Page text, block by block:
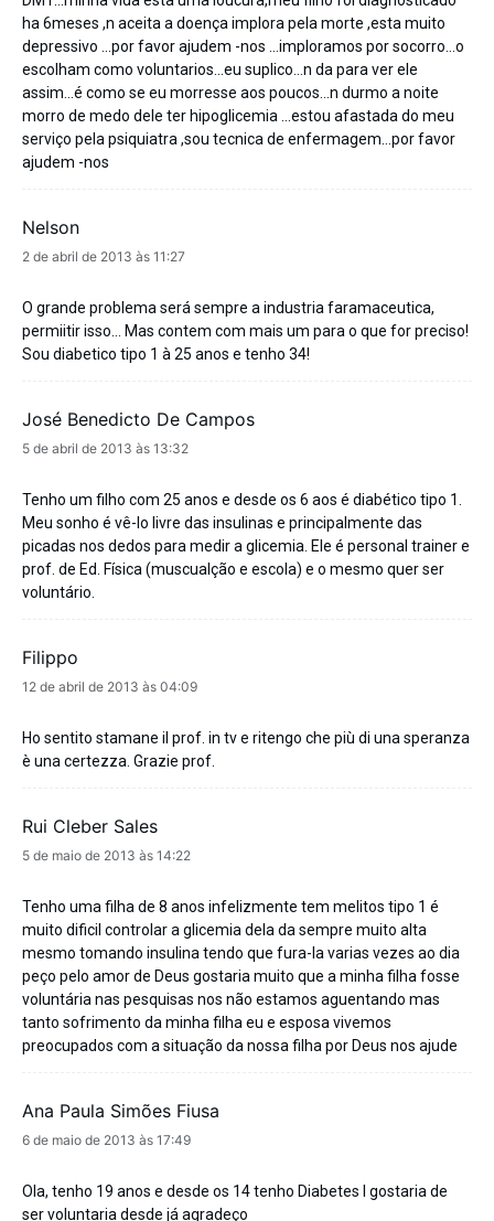
ha 6meses ,n aceita a doença implora pela morte ,esta muito
depressivo …por favor ajudem -nos …imploramos por socorro…o
escolham como voluntarios…eu suplico…n da para ver ele
assim…é como se eu morresse aos poucos…n durmo a noite
morro de medo dele ter hipoglicemia …estou afastada do meu
serviço pela psiquiatra ,sou tecnica de enfermagem…por favor
ajudem -nos
Nelson
disse:
2 de abril de 2013 às 11:27
O grande problema será sempre a industria faramaceutica,
permiitir isso… Mas contem com mais um para o que for preciso!
Sou diabetico tipo 1 à 25 anos e tenho 34!
José Benedicto De Campos
disse:
5 de abril de 2013 às 13:32
Tenho um filho com 25 anos e desde os 6 aos é diabético tipo 1.
Meu sonho é vê-lo livre das insulinas e principalmente das
picadas nos dedos para medir a glicemia. Ele é personal trainer e
prof. de Ed. Física (muscualção e escola) e o mesmo quer ser
voluntário.
Filippo
disse:
12 de abril de 2013 às 04:09
Ho sentito stamane il prof. in tv e ritengo che più di una speranza
è una certezza. Grazie prof.
Rui Cleber Sales
disse:
5 de maio de 2013 às 14:22
Tenho uma filha de 8 anos infelizmente tem melitos tipo 1 é
muito dificil controlar a glicemia dela da sempre muito alta
mesmo tomando insulina tendo que fura-la varias vezes ao dia
peço pelo amor de Deus gostaria muito que a minha filha fosse
voluntária nas pesquisas nos não estamos aguentando mas
tanto sofrimento da minha filha eu e esposa vivemos
preocupados com a situação da nossa filha por Deus nos ajude
Ana Paula Simões Fiusa
disse:
6 de maio de 2013 às 17:49
Ola, tenho 19 anos e desde os 14 tenho Diabetes I gostaria de
ser voluntaria desde já agradeço